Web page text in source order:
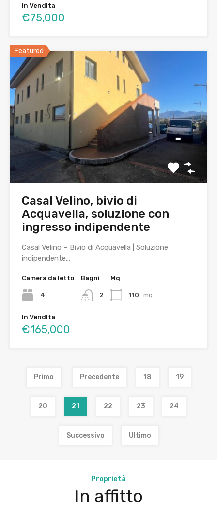
In Vendita
€75,000
Featured
Casal Velino, bivio di
Acquavella, soluzione con
ingresso indipendente
Casal Velino – Bivio di Acquavella | Soluzione
indipendente…
Camera da letto
4
Bagni
2
Mq
110 mq
In Vendita
€165,000
Primo Precedente 18 19
20 21 22 23 24
Successivo Ultimo
Proprietà
In affitto